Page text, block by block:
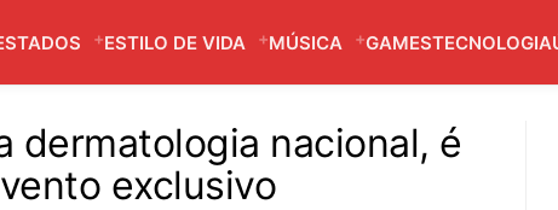
ESTILO DE VIDA MÚSICA GAMESTECNOLOGIA
dermatologia nacional, é
exclusivo